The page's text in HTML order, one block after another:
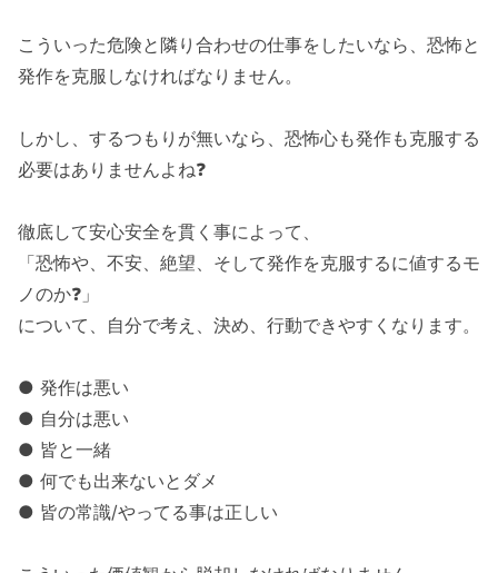
こういった危険と隣り合わせの仕事をしたいなら、恐怖と
発作を克服しなければなりません。
しかし、するつもりが無いなら、恐怖心も発作も克服する
必要はありませんよね❓
徹底して安心安全を貫く事によって、
「恐怖や、不安、絶望、そして発作を克服するに値するモ
ノのか❓」
について、自分で考え、決め、行動できやすくなります。
● 発作は悪い
● 自分は悪い
● 皆と一緒
● 何でも出来ないとダメ
● 皆の常識/やってる事は正しい